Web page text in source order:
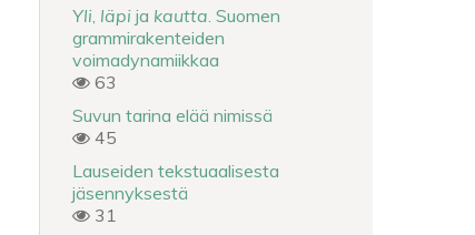
Yli läpi ja kautta . Suomen
grammirakenteiden
voimadynamiikkaa
63
Suvun tarina elää nimissä
45
Lauseiden tekstuaalisesta
jäsennyksestä
31